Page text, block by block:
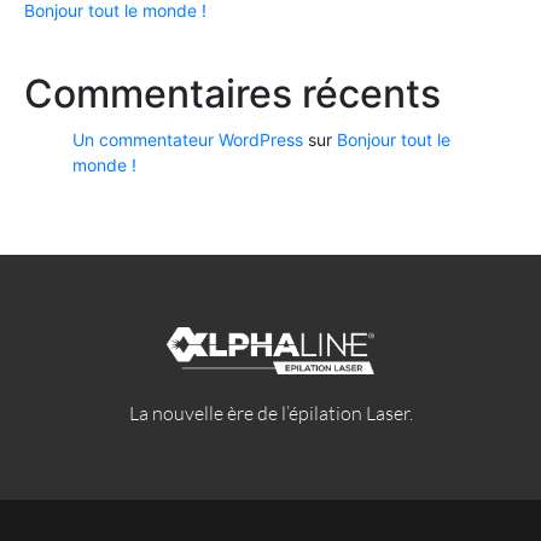
Bonjour tout le monde !
Commentaires récents
Un commentateur WordPress sur Bonjour tout le
monde !
La nouvelle ère de l’épilation Laser.